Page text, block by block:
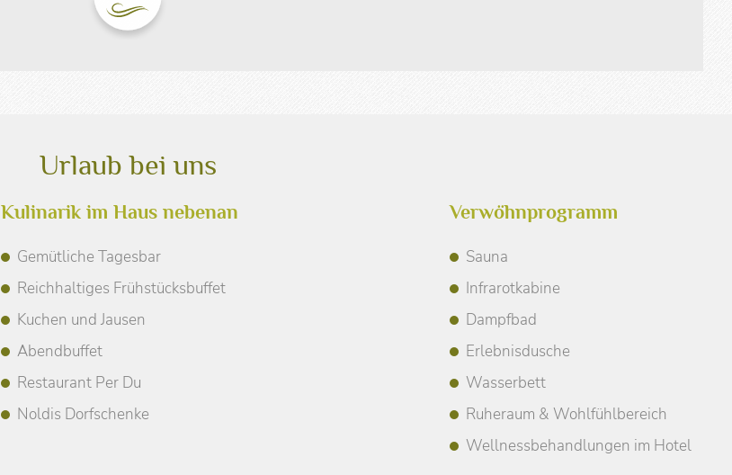
Urlaub bei uns
Kulinarik im Haus nebenan
Gemütliche Tagesbar
Reichhaltiges Frühstücksbuffet
Kuchen und Jausen
Abendbuffet
Restaurant Per Du
Noldis Dorfschenke
Verwöhnprogramm
Sauna
Infrarotkabine
Dampfbad
Erlebnisdusche
Wasserbett
Ruheraum & Wohlfühlbereich
Wellnessbehandlungen im Hotel